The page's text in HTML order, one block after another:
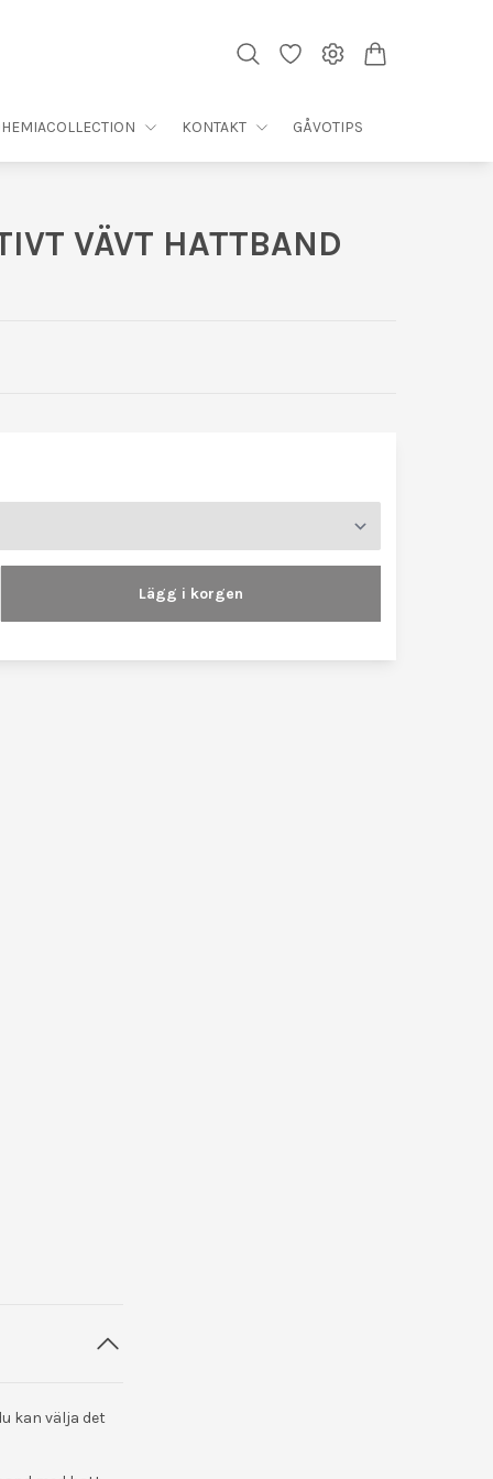
KONTAKT GÅVOTIPS
VÄVT HATTBAND
Lägg i korgen
kan välja det